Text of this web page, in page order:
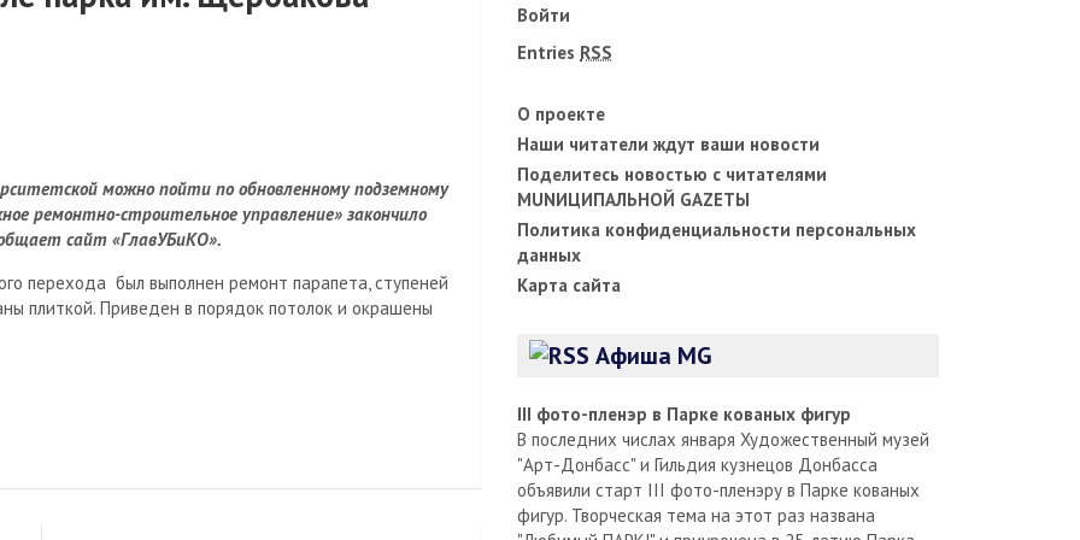
можно пойти по обновленному подземному
ремонтно-строительное управление» закончило
сайт «ГлавУБиКО».
перехода был выполнен ремонт парапета, ступеней
плиткой. Приведен в порядок потолок и окрашены
Войти
Entries RSS
О проекте
Наши читатели ждут ваши новости
Поделитесь новостью с читателями
MUNИЦИПАЛЬНОЙ GAZЕТЫ
Политика конфиденциальности персональных
данных
Карта сайта
Афиша MG
III фото-пленэр в Парке кованых фигур
В последних числах января Художественный музей
"Арт-Донбасс" и Гильдия кузнецов Донбасса
объявили старт III фото-пленэру в Парке кованых
фигур. Творческая тема на этот раз названа